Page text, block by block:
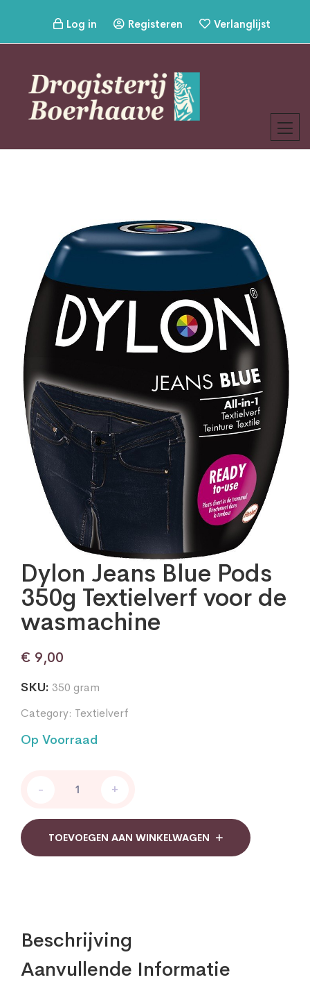
Log in Registeren Verlanglijst
Dylon Jeans Blue Pods
350g Textielverf voor de
wasmachine
€ 9,00
SKU: 350 gram
Category: Textielverf
Op Voorraad
Jeans
Pods
350g
Textielverf
- +
TOEVOEGEN AAN WINKELWAGEN
Beschrijving
Aanvullende Informatie